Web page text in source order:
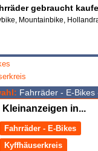
gebraucht
Mountainbike,
Fahrräder - E-
Kleinanzeigen in...
Fahrräder - E-Bikes
Kyffhäuserkreis